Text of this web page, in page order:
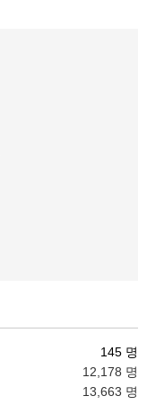
145 명
12,178 명
13,663 명